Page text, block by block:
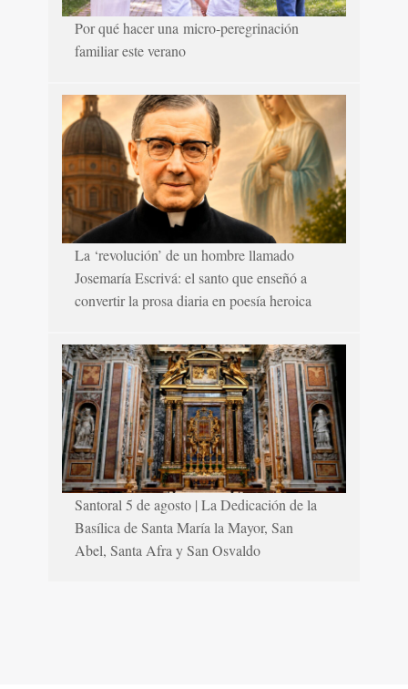
Por qué hacer una micro-peregrinación
familiar este verano
La ‘revolución’ de un hombre llamado
Josemaría Escrivá: el santo que enseñó a
convertir la prosa diaria en poesía heroica
Santoral 5 de agosto | La Dedicación de la
Basílica de Santa María la Mayor, San
Abel, Santa Afra y San Osvaldo